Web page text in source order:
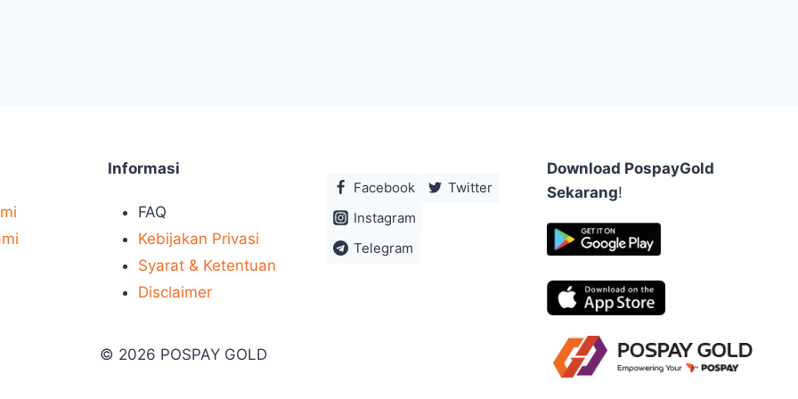
Informasi
FAQ
Kebijakan Privasi
Syarat & Ketentuan
Disclaimer
Facebook
Twitter
Instagram
Telegram
Download PospayGold
Sekarang!
© 2026 POSPAY GOLD